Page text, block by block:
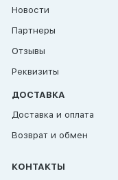
Новости
Партнеры
Отзывы
Реквизиты
ДОСТАВКА
Доставка и оплата
Возврат и обмен
КОНТАКТЫ